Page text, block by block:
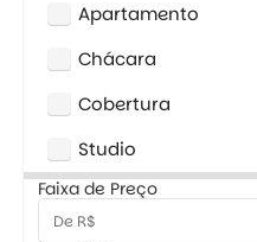
Apartamento
Chácara
Cobertura
Studio
Faixa de Preço